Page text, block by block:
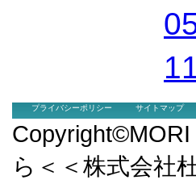
プライバシーポリシー サイトマップ
ら＜＜株式会社